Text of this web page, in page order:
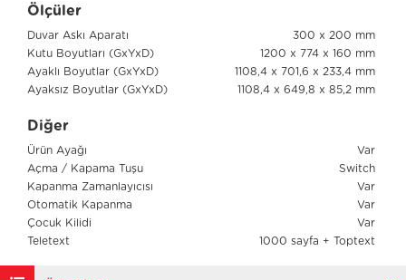
Ölçüler
Duvar Askı Aparatı
300 x 200 mm
Kutu Boyutları (GxYxD)
1200 x 774 x 160 mm
Ayaklı Boyutlar (GxYxD)
1108,4 x 701,6 x 233,4 mm
Ayaksız Boyutlar (GxYxD)
1108,4 x 649,8 x 85,2 mm
Diğer
Ürün Ayağı
Var
Açma / Kapama Tuşu
Switch
Kapanma Zamanlayıcısı
Var
Otomatik Kapanma
Var
Çocuk Kilidi
Var
Teletext
1000 sayfa + Toptext